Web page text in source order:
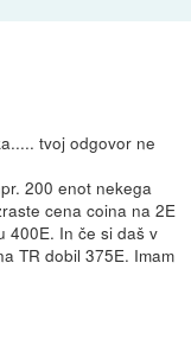
tvoj odgovor ne
200 enot nekega
cena coina na 2E
400E. In če si daš v
TR dobil 375E. Imam